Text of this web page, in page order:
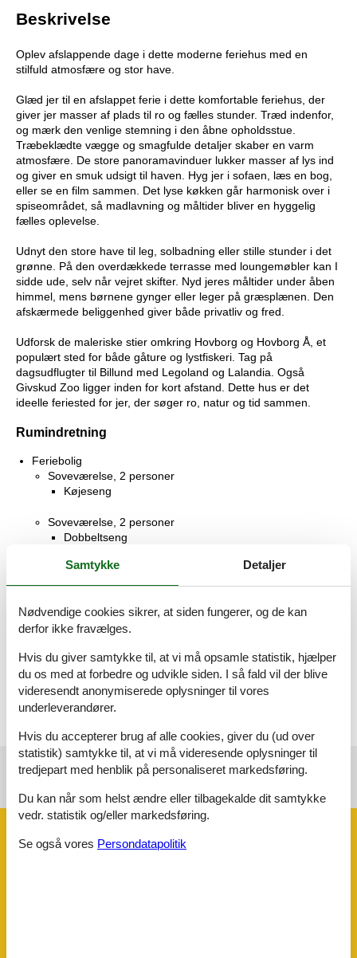
Beskrivelse
Oplev afslappende dage i dette moderne feriehus med en
stilfuld atmosfære og stor have.
Glæd jer til en afslappet ferie i dette komfortable feriehus, der
giver jer masser af plads til ro og fælles stunder. Træd indenfor,
og mærk den venlige stemning i den åbne opholdsstue.
Træbeklædte vægge og smagfulde detaljer skaber en varm
atmosfære. De store panoramavinduer lukker masser af lys ind
og giver en smuk udsigt til haven. Hyg jer i sofaen, læs en bog,
eller se en film sammen. Det lyse køkken går harmonisk over i
spiseområdet, så madlavning og måltider bliver en hyggelig
fælles oplevelse.
Udnyt den store have til leg, solbadning eller stille stunder i det
grønne. På den overdækkede terrasse med loungemøbler kan I
sidde ude, selv når vejret skifter. Nyd jeres måltider under åben
himmel, mens børnene gynger eller leger på græsplænen. Den
afskærmede beliggenhed giver både privatliv og fred.
Udforsk de maleriske stier omkring Hovborg og Hovborg Å, et
populært sted for både gåture og lystfiskeri. Tag på
dagsudflugter til Billund med Legoland og Lalandia. Også
Givskud Zoo ligger inden for kort afstand. Dette hus er det
ideelle feriested for jer, der søger ro, natur og tid sammen.
Rumindretning
Feriebolig
Soveværelse, 2 personer
Køjeseng
Soveværelse, 2 personer
Dobbeltseng
Soveværelse, 2 personer
Dobbeltseng
Badeværelse
WC. Varmt og koldt vand, Bruser
Terrasse
Åben og overdækket terrasse
Faciliteter
Samtykke Detaljer
Nødvendige cookies sikrer, at siden fungerer, og de kan
derfor ikke fravælges.
Hvis du giver samtykke til, at vi må opsamle statistik, hjælper
du os med at forbedre og udvikle siden. I så fald vil der blive
videresendt anonymiserede oplysninger til vores
underleverandører.
Hvis du accepterer brug af alle cookies, giver du (ud over
statistik) samtykke til, at vi må videresende oplysninger til
tredjepart med henblik på personaliseret markedsføring.
Du kan når som helst ændre eller tilbagekalde dit samtykke
vedr. statistik og/eller markedsføring.
Se også vores Persondatapolitik